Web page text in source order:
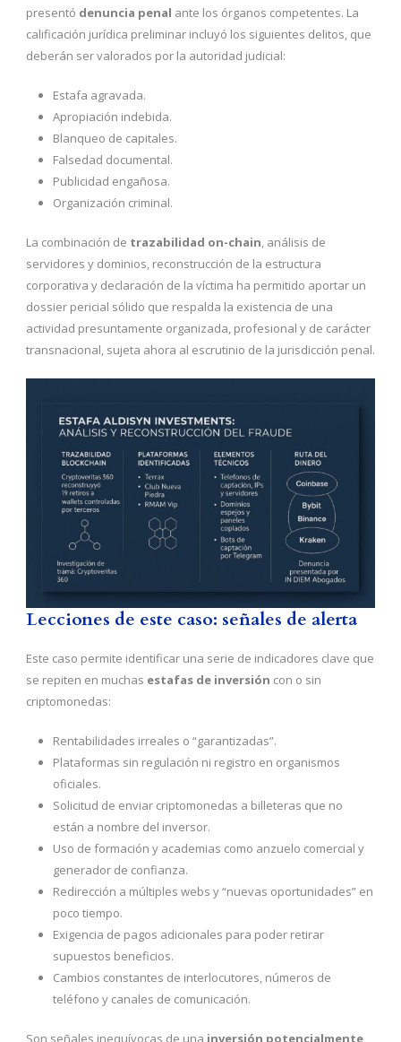
presentó denuncia penal ante los órganos competentes. La
calificación jurídica preliminar incluyó los siguientes delitos, que
deberán ser valorados por la autoridad judicial:
Estafa agravada.
Apropiación indebida.
Blanqueo de capitales.
Falsedad documental.
Publicidad engañosa.
Organización criminal.
La combinación de trazabilidad on-chain, análisis de
servidores y dominios, reconstrucción de la estructura
corporativa y declaración de la víctima ha permitido aportar un
dossier pericial sólido que respalda la existencia de una
actividad presuntamente organizada, profesional y de carácter
transnacional, sujeta ahora al escrutinio de la jurisdicción penal.
Lecciones de este caso: señales de alerta
Este caso permite identificar una serie de indicadores clave que
se repiten en muchas estafas de inversión con o sin
criptomonedas:
Rentabilidades irreales o “garantizadas”.
Plataformas sin regulación ni registro en organismos
oficiales.
Solicitud de enviar criptomonedas a billeteras que no
están a nombre del inversor.
Uso de formación y academias como anzuelo comercial y
generador de confianza.
Redirección a múltiples webs y “nuevas oportunidades” en
poco tiempo.
Exigencia de pagos adicionales para poder retirar
supuestos beneficios.
Cambios constantes de interlocutores, números de
teléfono y canales de comunicación.
Son señales inequívocas de una inversión potencialmente